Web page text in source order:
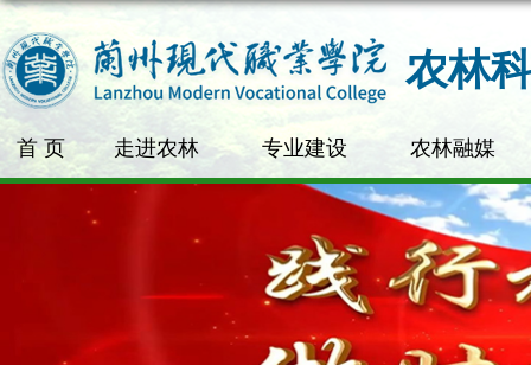
农林
首 页 走进农林 专业建设 农林融媒